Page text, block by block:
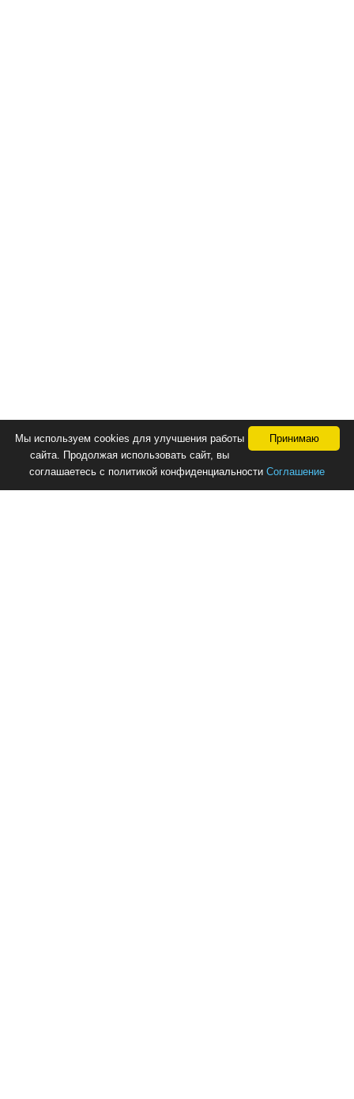
Принимаю
Мы используем cookies для улучшения работы
сайта. Продолжая использовать сайт, вы
соглашаетесь с политикой конфиденциальности Соглашение